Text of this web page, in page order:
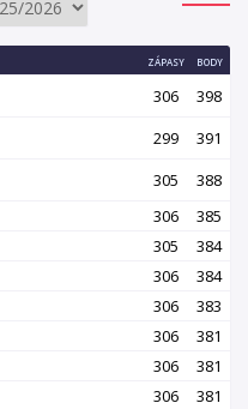
ZÁPASY BODY
306
398
299
391
305
388
306
385
305
384
306
384
306
383
306
381
306
381
306 381